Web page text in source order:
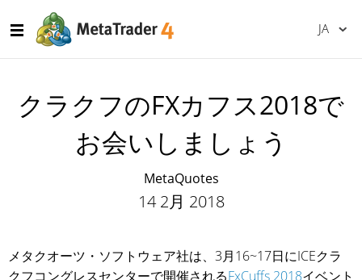
JA
クラクフのFXカフス2018で
お会いしましょう
MetaQuotes
14 2月 2018
メタクオーツ・ソフトウェア社は、3月16~17日にICEクラ
クフコングレスセンターで開催されるFxCuffs 2018イベント